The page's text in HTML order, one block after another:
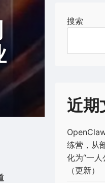
搜索
近期
练营，从
化为“一
（更新）